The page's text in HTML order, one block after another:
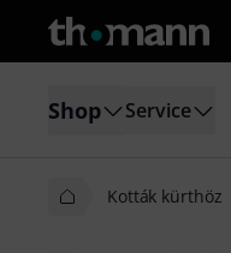
Shop Service
Kották kürthöz